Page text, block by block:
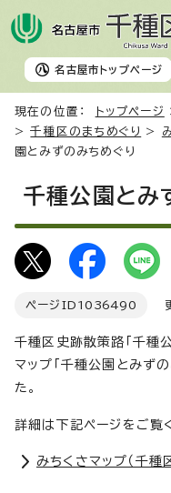
名古屋市 トップページ
現在の位置： トップページ
>千種区のまちめぐり >
園とみずのみちめぐり
千種公園とみ
ページID 1036490 更
千種区史跡散策路「千種
マップ「千種公園とみず
た。
詳細は下記ページをご覧
みちくさマップ（千種